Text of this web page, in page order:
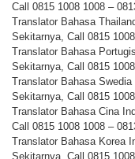
Call 0815 1008 1008 –
Translator Bahasa
Sekitarnya, Call 0815
Translator Bahasa
Sekitarnya, Call 0815
Translator Bahasa
Sekitarnya, Call 0815
Translator Bahasa Cina
Call 0815 1008 1008 –
Translator Bahasa Korea
Sekitarnya, Call 0815